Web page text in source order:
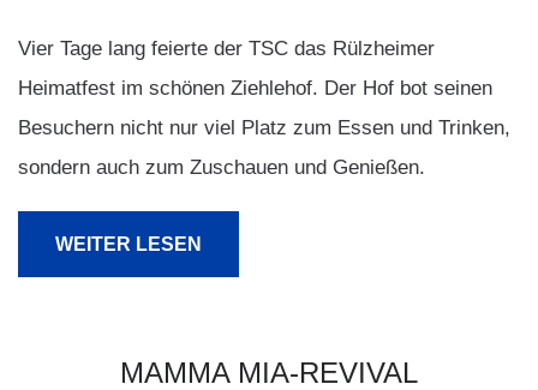
Vier Tage lang feierte der TSC das Rülzheimer
Heimatfest im schönen Ziehlehof. Der Hof bot seinen
Besuchern nicht nur viel Platz zum Essen und Trinken,
sondern auch zum Zuschauen und Genießen.
WEITER LESEN
MAMMA MIA-REVIVAL